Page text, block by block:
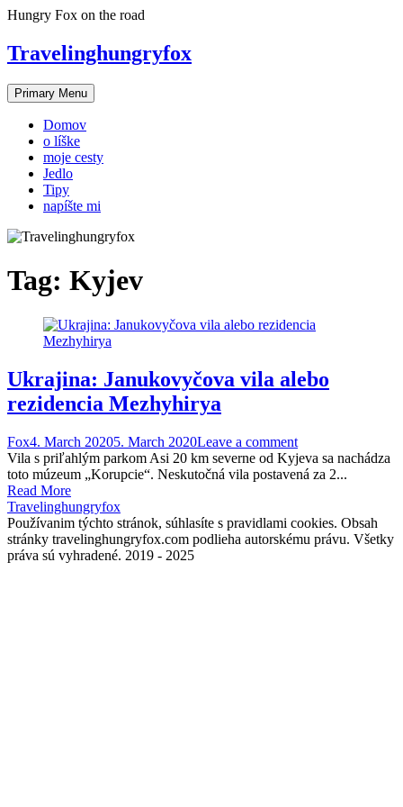
Skip
content
Hungry Fox on the road
Travelinghungryfox
Primary Menu
Domov
o líške
moje cesty
Jedlo
Tipy
napíšte mi
Tag: Kyjev
Ukrajina: Janukovyčova vila alebo
rezidencia Mezhyhirya
Fox4. March 20205. March 2020Leave a comment
Vila s priľahlým parkom Asi 20 km severne od Kyjeva sa nachádza
toto múzeum „Korupcie“. Neskutočná vila postavená za 2...
Read More
Travelinghungryfox
Používanim týchto stránok, súhlasíte s pravidlami cookies. Obsah
stránky travelinghungryfox.com podlieha autorskému právu. Všetky
práva sú vyhradené. 2019 - 2025